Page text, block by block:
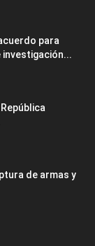
para
de armas y